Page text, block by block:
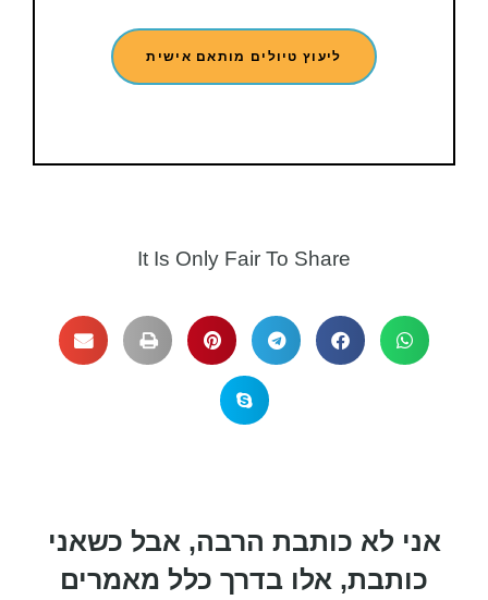
ליעוץ טיולים מותאם אישית
It Is Only Fair To Share​
אני לא כותבת הרבה, אבל כשאני
כותבת, אלו בדרך כלל מאמרים